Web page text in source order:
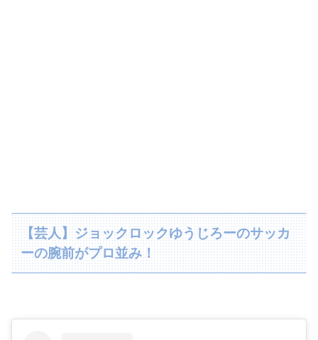
【芸人】ジョックロックゆうじろーのサッカ
ーの腕前がプロ並み！